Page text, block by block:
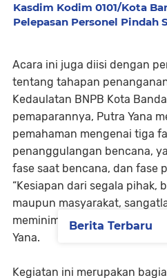
Kasdim Kodim 0101/Kota
Pelepasan Personel Pindah
Acara ini juga diisi dengan
tentang tahapan
Kedaulatan BNPB Kota
pemaparannya, Putra Yana
pemahaman mengenai tiga
penanggulangan bencana,
fase saat bencana, dan fase
“Kesiapan dari segala pihak,
maupun masyarakat,
meminimalisir dampak dari
Yana.
Kegiatan ini merupakan
Berita Terbaru